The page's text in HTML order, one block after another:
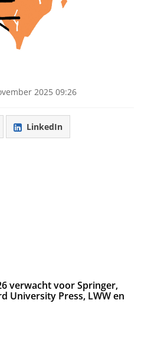
2025 09:26
LinkedIn
verwacht voor Springer,
University Press, LWW en